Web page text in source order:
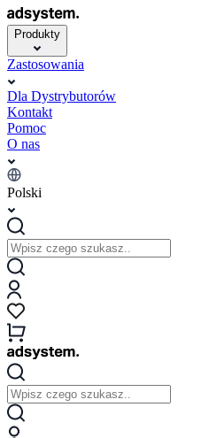
Produkty
Zastosowania
Dla Dystrybutorów
Kontakt
Pomoc
O nas
Polski